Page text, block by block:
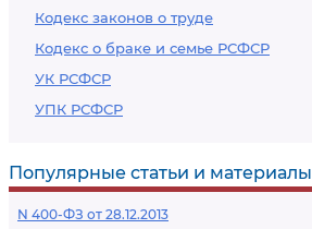
Кодекс законов о труде
Кодекс о браке и семье РСФСР
УК РСФСР
УПК РСФСР
Популярные статьи и материалы
N 400-ФЗ от 28.12.2013